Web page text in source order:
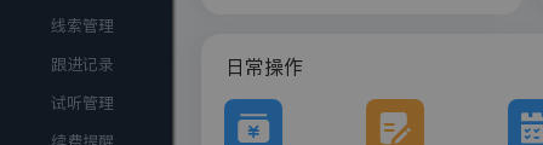
线索管理
跟进记录
试听管理
日常操作